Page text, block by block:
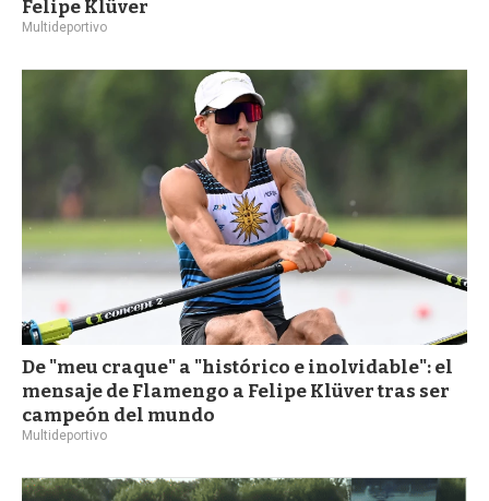
Felipe Klüver
Multideportivo
De "meu craque" a "histórico e inolvidable": el
mensaje de Flamengo a Felipe Klüver tras ser
campeón del mundo
Multideportivo